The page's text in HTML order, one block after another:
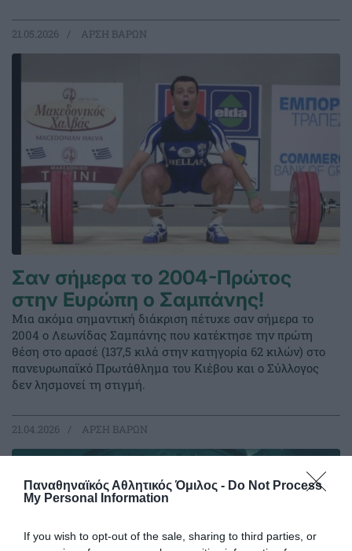
Παναθηναϊκός Αθλητικός Όμιλος - Do Not Process
My Personal Information
If you wish to opt-out of the sale, sharing to third parties, or
21.05.2026 ΑΡΣΗ ΒΑΡΩΝ
Σαν σήμερα το 2004-Πρώτος
στην Ευρώπη ο Σαμπάνης!
Μια ακόμα σημαντική διάκριση πέτυχε σαν σήμερα το
2004 ο Λεωνίδας Σαμπάνης που κατέκτησε την πρώτη
θέση στο αρασέ (137,5 κιλά στην κατηγορία 62 κιλών) στο
πανευρωπαϊκό Πρωτάθλημα του Κιέβου και ο Σύλλογος
δεν λησμονεί τη στιγμή.
21.04.2026 ΑΡΣΗ ΒΑΡΩΝ